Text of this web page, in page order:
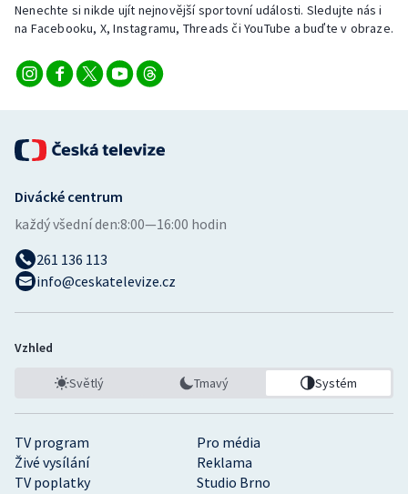
Short track
Sportovní střelba
Triatlon
Veslování
Vodní slalom
Volejbal
Ostatní
Nenechte si nikde ujít nejnovější sportovní události. Sledujte nás i
na Facebooku, X, Instagramu, Threads či YouTube a buďte v obraze.
TV program
Pro média
Živé vysílání
Reklama
TV poplatky
Studio Brno
Divácké centrum
každý všední den:8:00—16:00 hodin
261 136 113
info@ceskatelevize.cz
Vzhled
Světlý Tmavý Systém